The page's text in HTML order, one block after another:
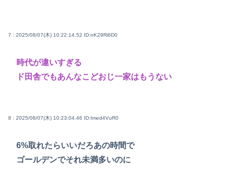
7 : 2025/08/07(木) 10:22:14.52 ID:nK29Ri6D0
時代が違いすぎる
ド田舎でもあんなこどおじ一家はもうない
8 : 2025/08/07(木) 10:23:04.46 ID:Imed4VuR0
6%取れたらいいだろあの時間で
ゴールデンでそれ未満多いのに